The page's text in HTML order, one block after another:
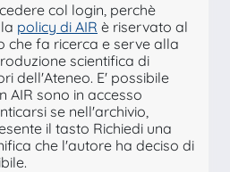
col login, perchè
policy di AIR è riservato al
che fa ricerca e serve alla
scientifica di
dell'Ateneo. E' possibile
AIR sono in accesso
se nell'archivio,
il tasto Richiedi una
che l'autore ha deciso di